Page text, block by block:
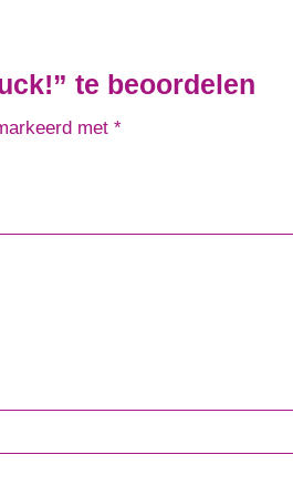
te beoordelen
met *